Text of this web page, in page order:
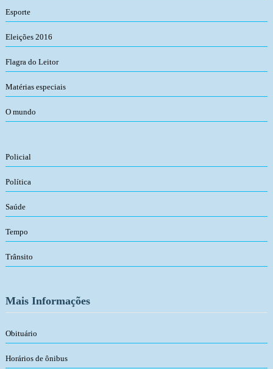
Esporte
Eleições 2016
Flagra do Leitor
Matérias especiais
O mundo
Policial
Política
Saúde
Tempo
Trânsito
Mais Informações
Obituário
Horários de ônibus